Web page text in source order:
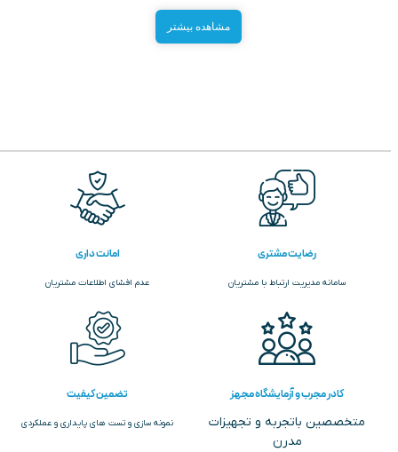
مشاهده بیشتر
رضایت مشتری
سامانه مدیریت ارتباط با مشتریان
امانت داری
عدم افشای اطلاعات مشتریان
کادر مجرب و آزمایشگاه مجهز
متخصصین باتجربه و تجهیزات
مدرن
تضمین کیفیت
نمونه سازی و تست های پایداری و عملکردی